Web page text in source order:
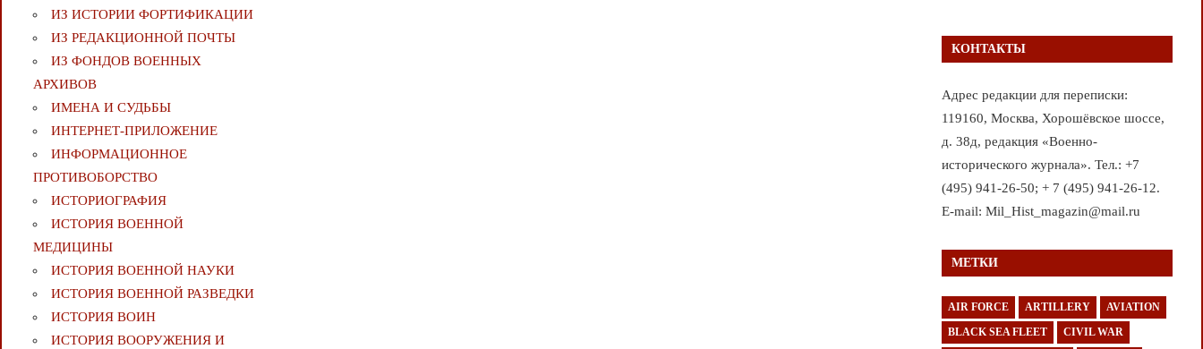
ИЗ ИСТОРИИ ФОРТИФИКАЦИИ
ИЗ РЕДАКЦИОННОЙ ПОЧТЫ
ИЗ ФОНДОВ ВОЕННЫХ
АРХИВОВ
ИМЕНА И СУДЬБЫ
ИНТЕРНЕТ-ПРИЛОЖЕНИЕ
ИНФОРМАЦИОННОЕ
ПРОТИВОБОРСТВО
ИСТОРИОГРАФИЯ
ИСТОРИЯ ВОЕННОЙ
МЕДИЦИНЫ
ИСТОРИЯ ВОЕННОЙ НАУКИ
ИСТОРИЯ ВОЕННОЙ РАЗВЕДКИ
ИСТОРИЯ ВОИН
ИСТОРИЯ ВООРУЖЕНИЯ И
КОНТАКТЫ
Адрес редакции для переписки:
119160, Москва, Хорошёвское шоссе,
д. 38д, редакция «Военно-
исторического журнала». Тел.: +7
(495) 941-26-50; + 7 (495) 941-26-12.
E-mail: Mil_Hist_magazin@mail.ru
МЕТКИ
AIR FORCE ARTILLERY AVIATION
BLACK SEA FLEET CIVIL WAR